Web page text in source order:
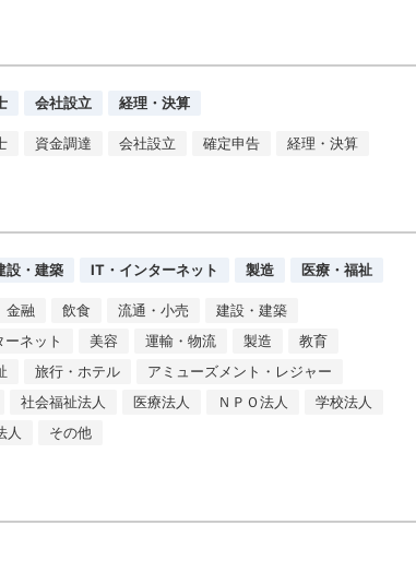
会社設立 経理・決算
資金調達 会社設立 確定申告 経理・決算
設・建築 IT・インターネット 製造 医療・福祉
金融 飲食 流通・小売
建設・建築
ーネット
美容 運輸・物流 製造
教育
旅行・ホテル
アミューズメント・レジャー
社会福祉法人 医療法人 ＮＰＯ法人
学校法人
人
その他